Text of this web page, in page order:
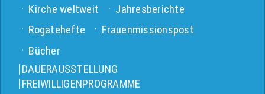
Kirche weltweit
Jahresberichte
Rogatehefte
Frauenmissionspost
Bücher
DAUERAUSSTELLUNG
FREIWILLIGENPROGRAMME